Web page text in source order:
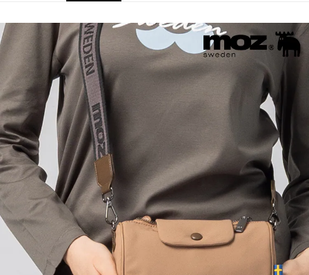
4.訂單成立30分鐘內，如未前往確認交易或遇審核未通過，訂單將自動取
法說明評估內容。
【繳款方式說明】
1.分期款項不併入電信帳單，「大哥付你分期」於每月結算日後寄送繳費提
2.透過簡訊連結打開帳單後，可選擇「超商條碼／台灣大直營門市／銀行轉
帳／街口支付／iPASS MONEY」等通路繳費。
【注意事項】
1.本服務係由「台灣大哥大股份有限公司」（以下簡稱本公司）所提供，讓
用戶於交易時，得透過本服務購買商品或服務，並由商店將買賣／分期付款
買賣價金債權讓與本公司後，依約使用本公司帳單繳交帳款。
2.基於同意付款使用「大哥付你分期」之契約關係目的，商店將以您的個人
資料（包含姓名、電話或地址）提供予台灣大哥大進項蒐集、處理及利用，
由本公司與您本人進行分期帳單所需資料之確認、核對及更正。
3.完整用戶服務條款，請詳閱以下連結：https://oppay.tw/userRule
２．便利：只要手機號碼，簡訊認證，即可結帳。
３．安心：先確認商品／服務後，再付款。
【「AFTEE先享後付」結帳流程】
１．於結帳方式選擇「AFTEE先享後付」後，將跳轉至「AFTEE先享後付」
結帳頁面，進行簡訊認證並確認金額後，即可完成結帳。
２．訂單成立數日內，您將收到繳費通知簡訊。
３．收到繳費通知簡訊後14天內，點擊此簡訊中的連結，可透過四大超商／
ATM／網路銀行／等多元方式進行付款，方視為交易完成。
※ 請注意：結帳手續完成當下不需立刻繳費，但若您需要取消訂單，請聯絡
購買商品的店家。未經商家同意取消之訂單仍視為有效，需透過AFTEE先享
後付繳納相關費用。
※ 交易是否成功請以「AFTEE先享後付 」之結帳頁面顯示為準，若有關於
是否繳費成功／繳費後需取消欲退款等相關疑問，請聯繫「AFTEE先享後付
客戶支援中心」
https://netprotections.freshdesk.com/support/home
【注意事項】
１．透過由恩沛科技股份有限公司提供之「AFTEE先享後付」服務完成之交
易，需依本服務之必要範圍內提供個人資料，並將交易相關給付款項請求債
權轉讓予恩沛科技股份有限公司。
２．關於個人資料處理事宜，請瀏覽以下網址：
付款後全家取貨
每筆NT$70，滿NT$1,000(含以上)免運費
付款後7-11取貨
每筆NT$70，滿NT$1,000(含以上)免運費
宅配
每筆NT$100，滿NT$1,200(含以上)免運費
京站台北店客服中心(1F星巴克旁) 即日起不提供京站紙袋，取件時
請自備購物袋，若需購買紙袋可現場詢問
免運費